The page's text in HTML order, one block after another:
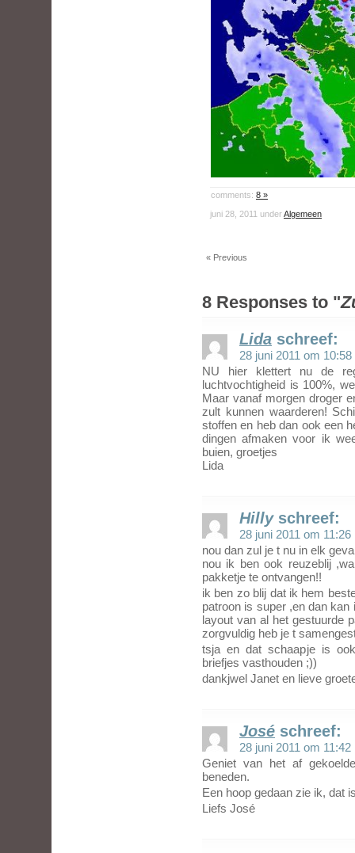
comments: 8 »
juni 28, 2011 underAlgemeen
« Previous
8 Responses to "
Lida schreef:
28 juni 2011 om 10:58
NU hier klettert nu de
luchtvochtigheid is 100%,
Maar vanaf morgen droger
zult kunnen waarderen!
stoffen en heb dan ook een
dingen afmaken voor ik
buien, groetjes
Lida
Hilly schreef:
28 juni 2011 om 11:26
nou dan zul je t nu in elk
nou ik ben ook reuzeblij
pakketje te ontvangen!!
ik ben zo blij dat ik hem
patroon is super ,en dan
layout van al het gestuurde
zorgvuldig heb je t
tsja en dat schaapje is
briefjes vasthouden ;))
dankjwel Janet en lieve
José schreef:
28 juni 2011 om 11:42
Geniet van het af
beneden.
Een hoop gedaan zie ik, dat
Liefs José